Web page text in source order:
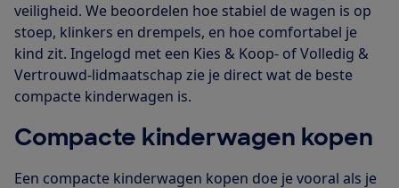
veiligheid. We beoordelen hoe stabiel de wagen is op
stoep, klinkers en drempels, en hoe comfortabel je
kind zit. Ingelogd met een Kies & Koop- of Volledig &
Vertrouwd-lidmaatschap zie je direct wat de beste
compacte kinderwagen is.
Compacte kinderwagen kopen
Een compacte kinderwagen kopen doe je vooral als je